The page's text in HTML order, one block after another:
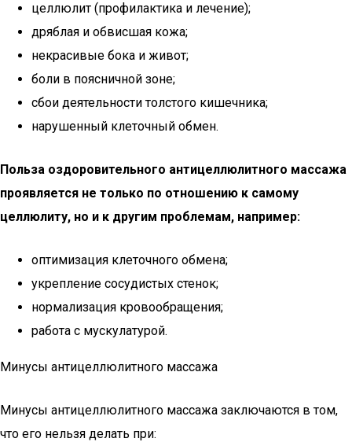
целлюлит (профилактика и лечение);
дряблая и обвисшая кожа;
некрасивые бока и живот;
боли в поясничной зоне;
сбои деятельности толстого кишечника;
нарушенный клеточный обмен.
Польза оздоровительного антицеллюлитного массажа
проявляется не только по отношению к самому
целлюлиту, но и к другим проблемам, например:
оптимизация клеточного обмена;
укрепление сосудистых стенок;
нормализация кровообращения;
работа с мускулатурой.
Минусы антицеллюлитного массажа
Минусы антицеллюлитного массажа заключаются в том,
что его нельзя делать при: